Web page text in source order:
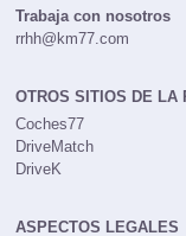
Trabaja con nosotros
rrhh@km77.com
OTROS SITIOS DE LA
Coches77
DriveMatch
DriveK
ASPECTOS LEGALES